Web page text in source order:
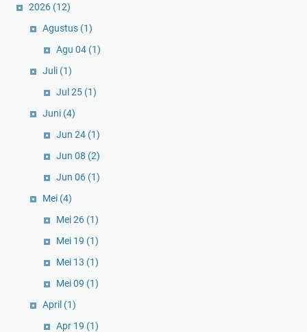
2026 (12)
Agustus (1)
Agu 04 (1)
Juli (1)
Jul 25 (1)
Juni (4)
Jun 24 (1)
Jun 08 (2)
Jun 06 (1)
Mei (4)
Mei 26 (1)
Mei 19 (1)
Mei 13 (1)
Mei 09 (1)
April (1)
Apr 19 (1)